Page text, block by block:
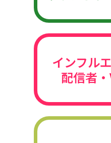
インフル
配信者